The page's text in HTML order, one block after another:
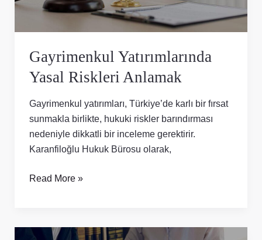
Gayrimenkul Yatırımlarında
Yasal Riskleri Anlamak
Gayrimenkul yatırımları, Türkiye’de karlı bir fırsat
sunmakla birlikte, hukuki riskler barındırması
nedeniyle dikkatli bir inceleme gerektirir.
Karanfiloğlu Hukuk Bürosu olarak,
Read More »
Alıcılar